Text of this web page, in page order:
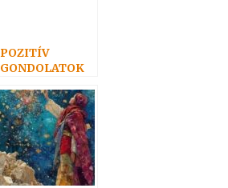
POZITÍV
GONDOLATOK